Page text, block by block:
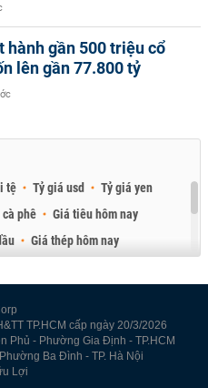
hành gần 500 triệu cổ
lên gần 77.800 tỷ
tệ Tỷ giá usd
Tỷ giá yen
cà phê
Giá tiêu hôm nay
Giá thép hôm nay
TP.HCM cấp ngày 20/3/2026
Phủ - Phường Gia Định - TP.HCM
Ba Đình - TP. Hà Nội
Lợi